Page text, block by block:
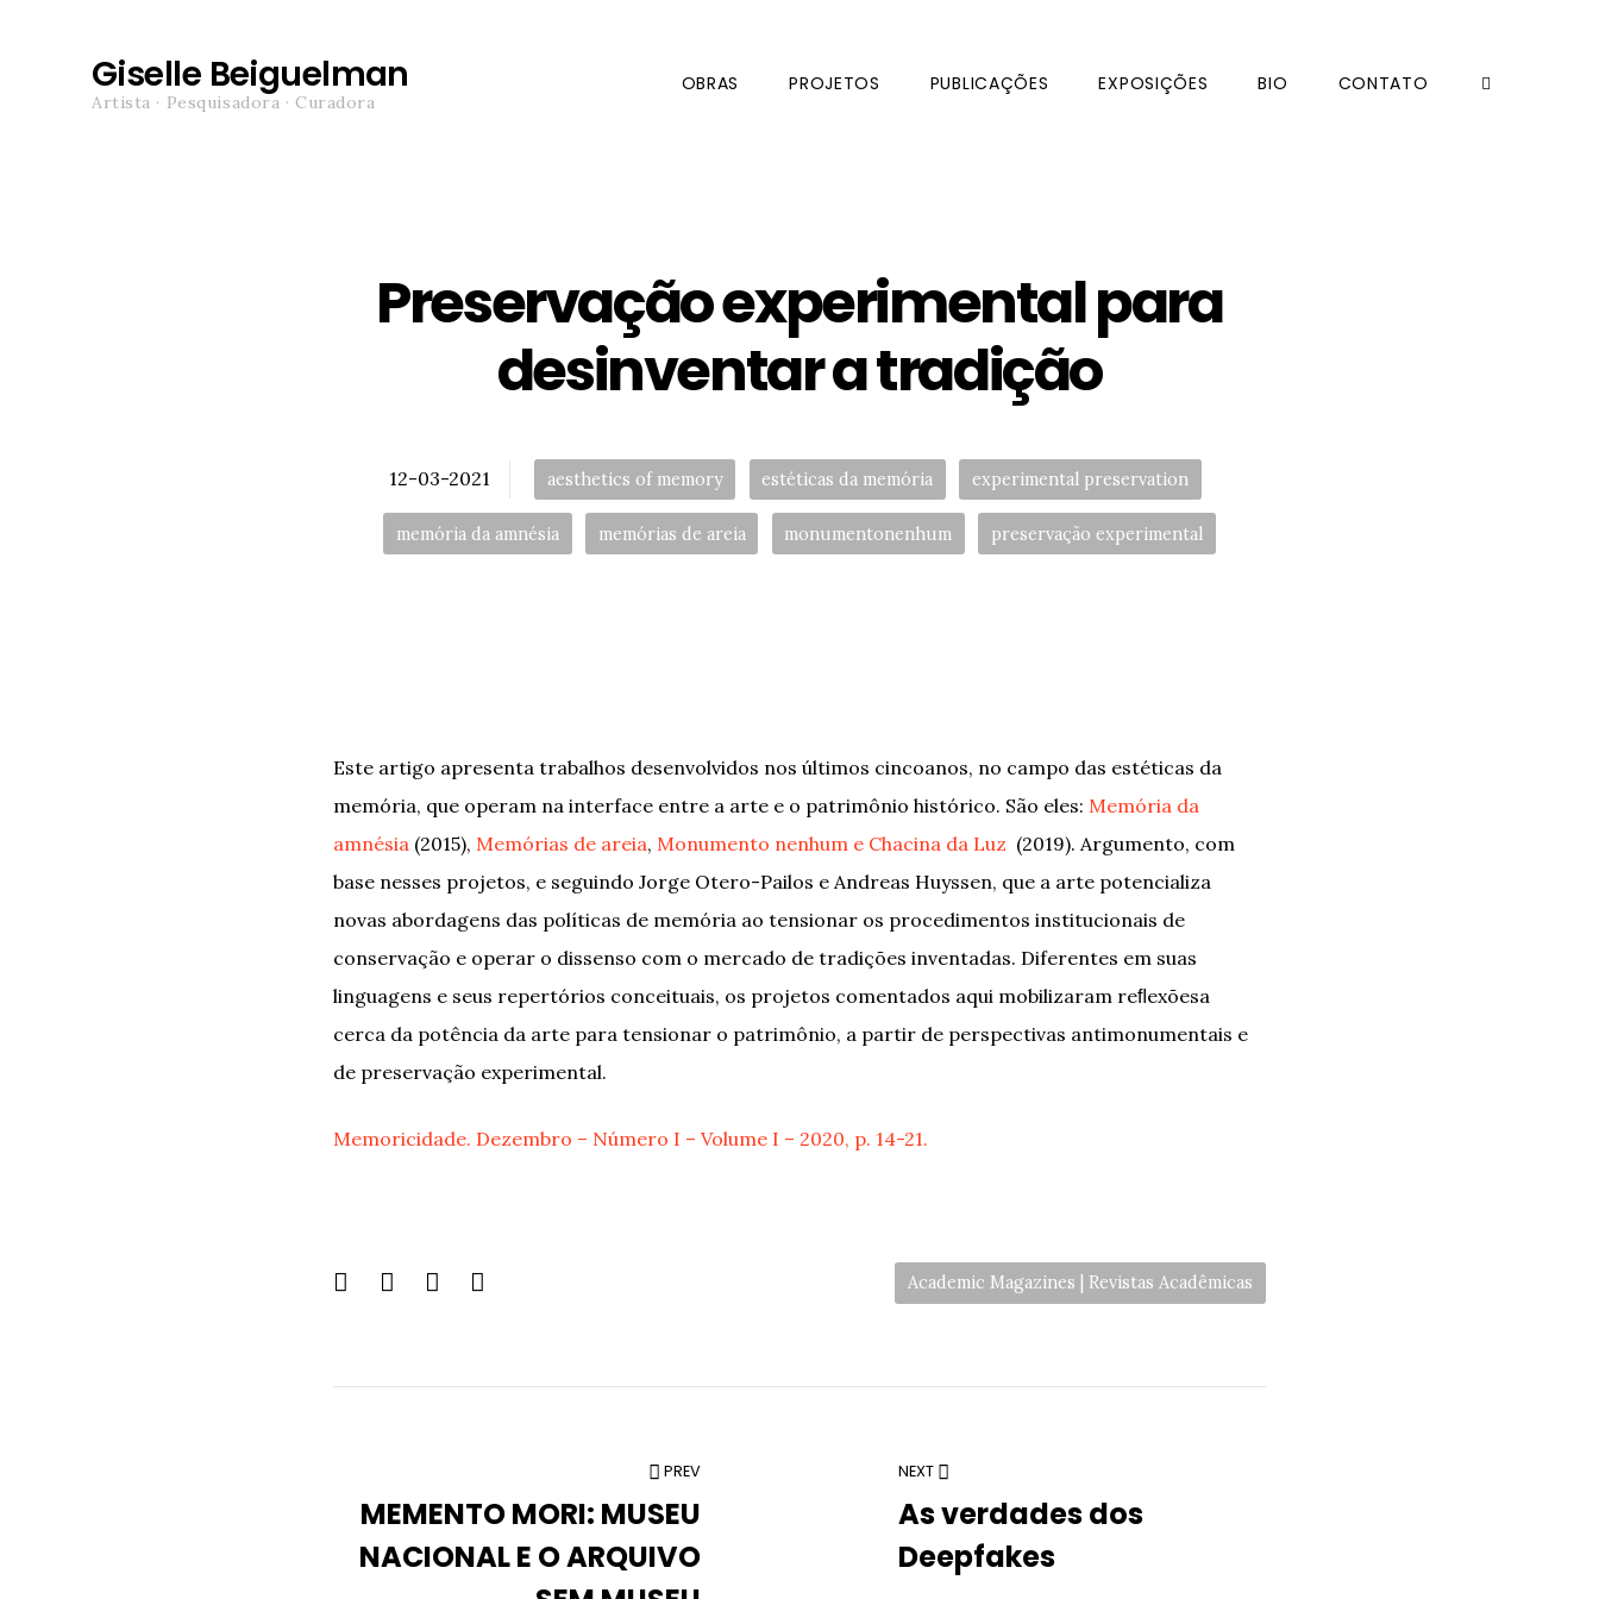
Giselle Beiguelman
Artista · Pesquisadora · Curadora
OBRAS PROJETOS PUBLICAÇÕES EXPOSIÇÕES BIO CONTATO
Preservação experimental para
desinventar a tradição
12-03-2021
Tags:
aesthetics of memory estéticas da memória experimental preservation
memória da amnésia memórias de areia monumentonenhum preservação experimental
Este artigo apresenta trabalhos desenvolvidos nos últimos cincoanos, no campo das estéticas da
memória, que operam na interface entre a arte e o patrimônio histórico. São eles: Memória da
amnésia (2015), Memórias de areia, Monumento nenhum e Chacina da Luz (2019). Argumento, com
base nesses projetos, e seguindo Jorge Otero-Pailos e Andreas Huyssen, que a arte potencializa
novas abordagens das políticas de memória ao tensionar os procedimentos institucionais de
conservação e operar o dissenso com o mercado de tradições inventadas. Diferentes em suas
linguagens e seus repertórios conceituais, os projetos comentados aqui mobilizaram reﬂexõesa
cerca da potência da arte para tensionar o patrimônio, a partir de perspectivas antimonumentais e
de preservação experimental.
Memoricidade. Dezembro – Número I – Volume I – 2020, p. 14-21.
Share
Categories:
Academic Magazines | Revistas Acadêmicas
PREV
MEMENTO MORI: MUSEU
NACIONAL E O ARQUIVO
NEXT
As verdades dos
Deepfakes